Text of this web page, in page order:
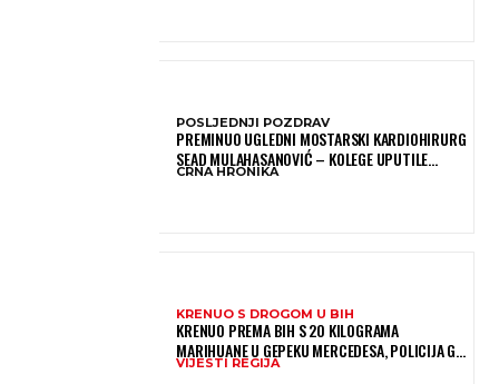
POSLJEDNJI POZDRAV
PREMINUO UGLEDNI MOSTARSKI KARDIOHIRURG
SEAD MULAHASANOVIĆ – KOLEGE UPUTILE
EMOTIVNU OPROŠTAJNU PORUKU
CRNA HRONIKA
KRENUO S DROGOM U BIH
KRENUO PREMA BIH S 20 KILOGRAMA
MARIHUANE U GEPEKU MERCEDESA, POLICIJA GA
UHAPSILA NA GRANICI
VIJESTI REGIJA